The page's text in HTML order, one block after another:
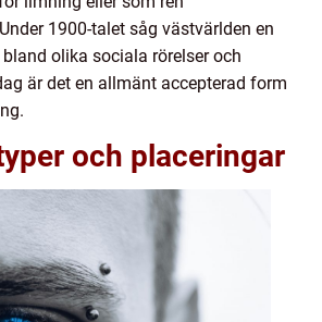
1900-talet såg västvärlden en
olika sociala rörelser och
är det en allmänt accepterad form
och placeringar